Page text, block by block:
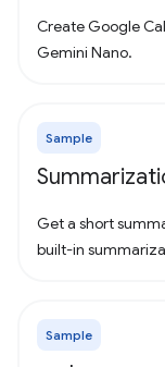
Create Google
Gemini Nano.
Sample
Get a short
built-in
Sample